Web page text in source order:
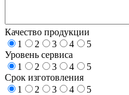
Качество продукции
1
2 3 4
5
Уровень сервиса
1
2 3 4
5
Срок изготовления
1
2 3 4
5